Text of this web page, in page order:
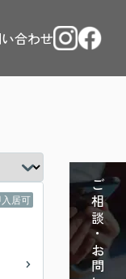
合わせ
入居可